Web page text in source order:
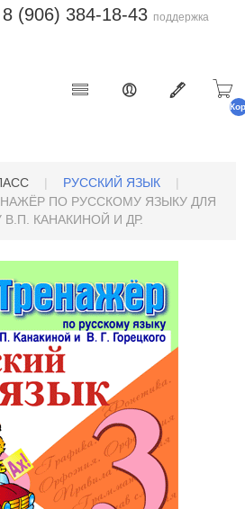
8 (906) 384-18-43 поддержка
| РУССКИЙ ЯЗЫК
|
ПО РУССКОМУ ЯЗЫКУ ДЛЯ
В.П. КАНАКИНОЙ И ДР.